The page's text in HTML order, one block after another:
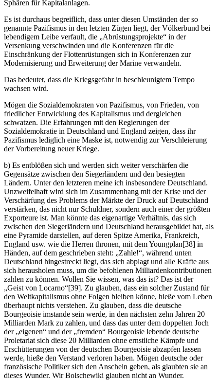
Sphären für Kapitalanlagen.
Es ist durchaus begreiflich, dass unter diesen Umständen der so
genannte Pazifismus in den letzten Zügen liegt, der Völkerbund bei
lebendigem Leibe verfault, die „Abrüstungsprojekte“ in der
Versenkung verschwinden und die Konferenzen für die
Einschränkung der Flottenrüstungen sich in Konferenzen zur
Modernisierung und Erweiterung der Marine verwandeln.
Das bedeutet, dass die Kriegsgefahr in beschleunigtem Tempo
wachsen wird.
Mögen die Sozialdemokraten von Pazifismus, von Frieden, von
friedlicher Entwicklung des Kapitalismus und dergleichen
schwatzen. Die Erfahrungen mit den Regierungen der
Sozialdemokratie in Deutschland und England zeigen, dass ihr
Pazifismus lediglich eine Maske ist, notwendig zur Verschleierung
der Vorbereitung neuer Kriege.
b) Es entblößen sich und werden sich weiter verschärfen die
Gegensätze zwischen den Siegerländern und den besiegten
Ländern. Unter den letzteren meine ich insbesondere Deutschland.
Unzweifelhaft wird sich im Zusammenhang mit der Krise und der
Verschärfung des Problems der Märkte der Druck auf Deutschland
verstärken, das nicht nur Schuldner, sondern auch einer der größten
Exporteure ist. Man könnte das eigenartige Verhältnis, das sich
zwischen den Siegerländern und Deutschland herausgebildet hat, als
eine Pyramide darstellen, auf deren Spitze Amerika, Frankreich,
England usw. wie die Herren thronen, mit dem Youngplan[38] in
Händen, auf dem geschrieben steht: „Zahle!“, während unten
Deutschland hingestreckt liegt, das sich abplagt und alle Kräfte aus
sich herausholen muss, um die befohlenen Milliardenkontributionen
zahlen zu können. Wollen Sie wissen, was das ist? Das ist der
„Geist von Locarno“[39]. Zu glauben, dass ein solcher Zustand für
den Weltkapitalismus ohne Folgen bleiben könne, hieße vom Leben
überhaupt nichts verstehen. Zu glauben, dass die deutsche
Bourgeoisie imstande sein werde, in den nächsten zehn Jahren 20
Milliarden Mark zu zahlen, und dass das unter dem doppelten Joch
der „eigenen“ und der „fremden“ Bourgeoisie lebende deutsche
Proletariat sich diese 20 Milliarden ohne ernstliche Kämpfe und
Erschütterungen von der deutschen Bourgeoisie abzapfen lassen
werde, hieße den Verstand verloren haben. Mögen deutsche oder
französische Politiker sich den Anschein geben, als glaubten sie an
dieses Wunder. Wir Bolschewiki glauben nicht an Wunder.